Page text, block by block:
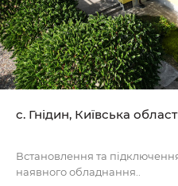
с. Гнідин, Київська
Встановлення та
наявного обладнання..